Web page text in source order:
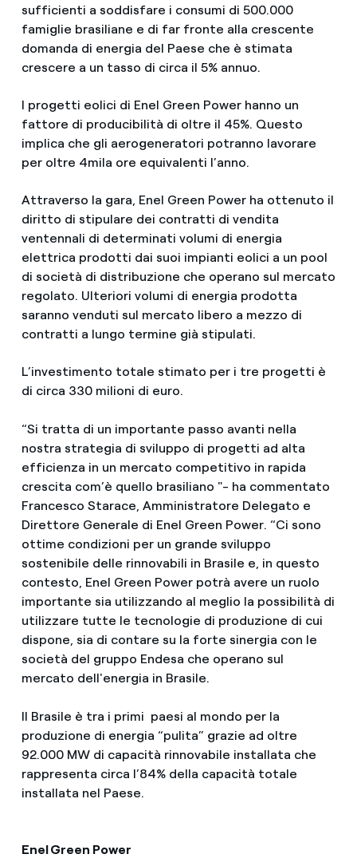
sufficienti a soddisfare i consumi di 500.000
famiglie brasiliane e di far fronte alla crescente
domanda di energia del Paese che è stimata
crescere a un tasso di circa il 5% annuo.
I progetti eolici di Enel Green Power hanno un
fattore di producibilità di oltre il 45%. Questo
implica che gli aerogeneratori potranno lavorare
per oltre 4mila ore equivalenti l’anno.
Attraverso la gara, Enel Green Power ha ottenuto il
diritto di stipulare dei contratti di vendita
ventennali di determinati volumi di energia
elettrica prodotti dai suoi impianti eolici a un pool
di società di distribuzione che operano sul mercato
regolato. Ulteriori volumi di energia prodotta
saranno venduti sul mercato libero a mezzo di
contratti a lungo termine già stipulati.
L’investimento totale stimato per i tre progetti è
di circa 330 milioni di euro.
“Si tratta di un importante passo avanti nella
nostra strategia di sviluppo di progetti ad alta
efficienza in un mercato competitivo in rapida
crescita com’è quello brasiliano "- ha commentato
Francesco Starace, Amministratore Delegato e
Direttore Generale di Enel Green Power. “Ci sono
ottime condizioni per un grande sviluppo
sostenibile delle rinnovabili in Brasile e, in questo
contesto, Enel Green Power potrà avere un ruolo
importante sia utilizzando al meglio la possibilità di
utilizzare tutte le tecnologie di produzione di cui
dispone, sia di contare su la forte sinergia con le
società del gruppo Endesa che operano sul
mercato dell'energia in Brasile.
Il Brasile è tra i primi paesi al mondo per la
produzione di energia “pulita” grazie ad oltre
92.000 MW di capacità rinnovabile installata che
rappresenta circa l’84% della capacità totale
installata nel Paese.
Enel Green Power